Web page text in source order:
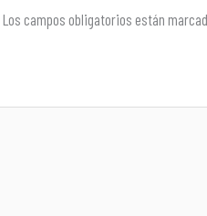
Los campos obligatorios están